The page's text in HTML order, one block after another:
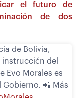
el futuro de
de dos
de Bolivia,
instrucción del
Evo Morales es
📲 Más